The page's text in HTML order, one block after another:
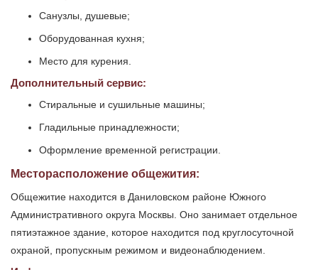
Санузлы, душевые;
Оборудованная кухня;
Место для курения.
Дополнительный сервис:
Стиральные и сушильные машины;
Гладильные принадлежности;
Оформление временной регистрации.
Месторасположение общежития:
Общежитие находится в Даниловском районе Южного
Административного округа Москвы. Оно занимает отдельное
пятиэтажное здание, которое находится под круглосуточной
охраной, пропускным режимом и видеонаблюдением.